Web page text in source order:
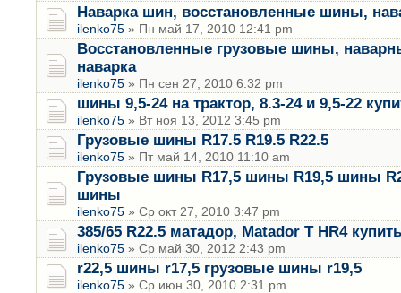
Наварка шин, восстановленные шины,
ilenko75 » Пн май 17, 2010 12:41 pm
Восстановленные грузовые шины,
наварка
ilenko75 » Пн сен 27, 2010 6:32 pm
шины 9,5-24 на трактор, 8.3-24 и 9,5-22
ilenko75 » Вт ноя 13, 2012 3:45 pm
Грузовые шины R17.5 R19.5 R22.5
ilenko75 » Пт май 14, 2010 11:10 am
Грузовые шины R17,5 шины R19,5 шины
шины
ilenko75 » Ср окт 27, 2010 3:47 pm
385/65 R22.5 матадор, Matador T HR4
ilenko75 » Ср май 30, 2012 2:43 pm
r22,5 шины r17,5 грузовые шины r19,5
ilenko75 » Ср июн 30, 2010 2:31 pm